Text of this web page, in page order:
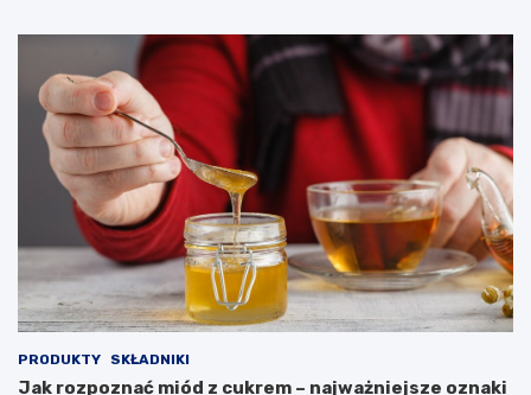
PRODUKTY SKŁADNIKI
Jak rozpoznać miód z cukrem – najważniejsze oznaki